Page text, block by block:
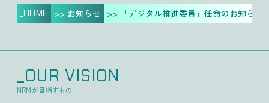
_HOME >> お知らせ >> 「デジタル推進委員」任命のお知らせ
_OUR VISION
NRMが目指すもの